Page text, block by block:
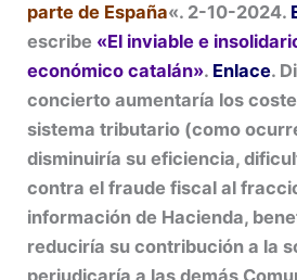
parte de España«. 2-10-2024.
escribe «El inviable e
económico catalán». Enlace.
concierto aumentaría los
sistema tributario (como
disminuiría su eficiencia,
contra el fraude fiscal al
información de Hacienda,
reduciría su contribución a la